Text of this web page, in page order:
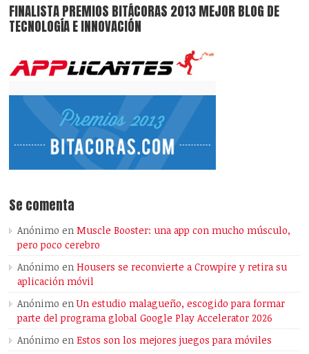
FINALISTA PREMIOS BITÁCORAS 2013 MEJOR BLOG DE
TECNOLOGÍA E INNOVACIÓN
Se comenta
Anónimo enMuscle Booster: una app con mucho músculo,
pero poco cerebro
Anónimo enHousers se reconvierte a Crowpire y retira su
aplicación móvil
Anónimo enUn estudio malagueño, escogido para formar
parte del programa global Google Play Accelerator 2026
Anónimo enEstos son los mejores juegos para móviles